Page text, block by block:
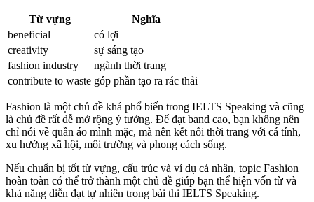
Từ vựng
Nghĩa
beneficial
có lợi
creativity
sự sáng tạo
fashion industry
ngành thời trang
contribute to waste góp phần tạo ra rác thải
Fashion là một chủ đề khá phổ biến trong IELTS Speaking và cũng
là chủ đề rất dễ mở rộng ý tưởng. Để đạt band cao, bạn không nên
chỉ nói về quần áo mình mặc, mà nên kết nối thời trang với cá tính,
xu hướng xã hội, môi trường và phong cách sống.
Nếu chuẩn bị tốt từ vựng, cấu trúc và ví dụ cá nhân, topic Fashion
hoàn toàn có thể trở thành một chủ đề giúp bạn thể hiện vốn từ và
khả năng diễn đạt tự nhiên trong bài thi IELTS Speaking.